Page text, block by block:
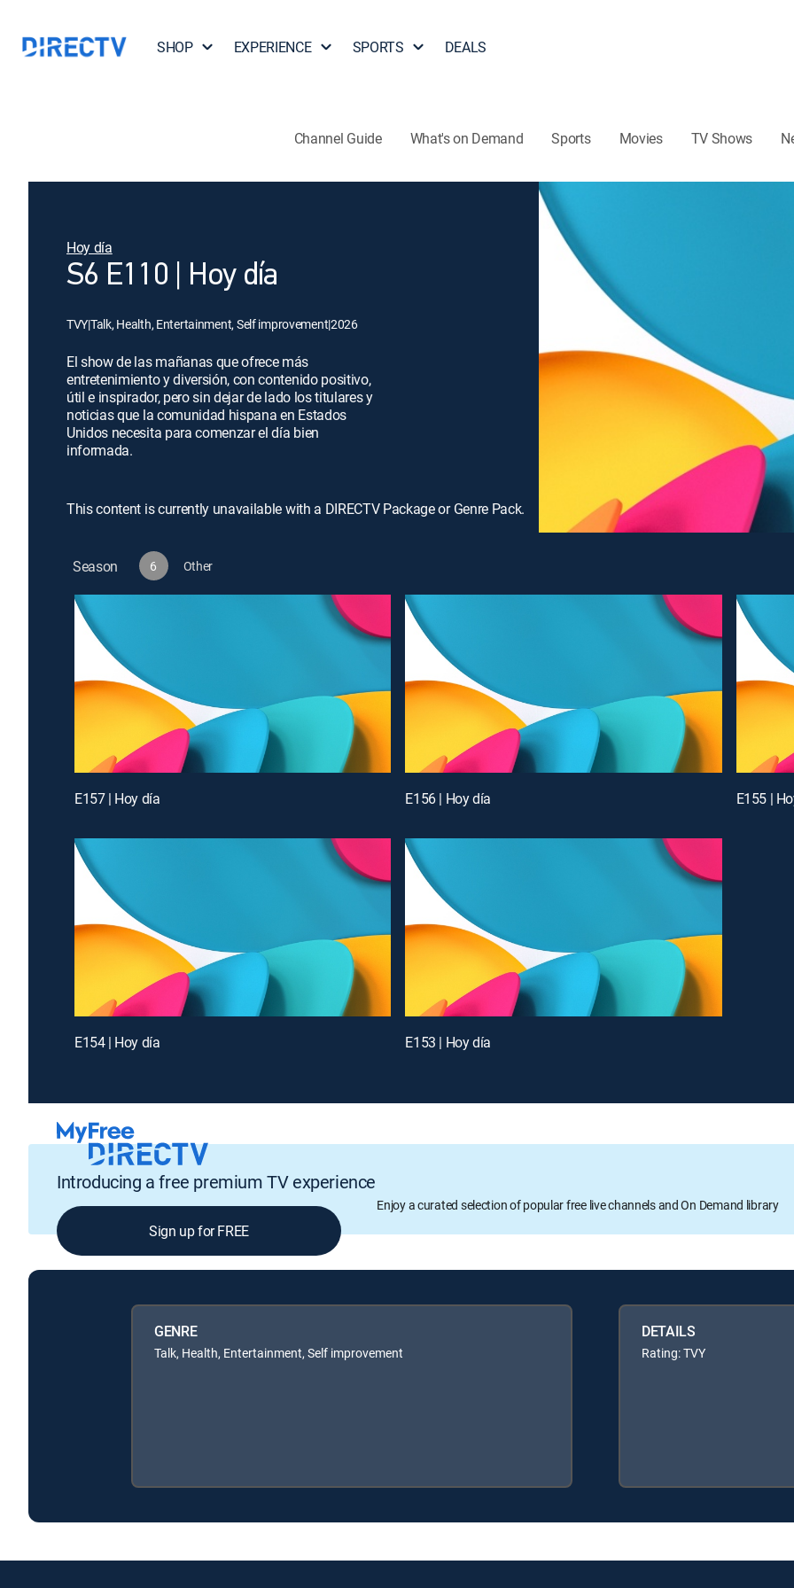
SHOP EXPERIENCE SPORTS DEALS
Channel Guide What's on Demand Sports Movies TV Shows
Hoy día
S6 E110 | Hoy día
TVY|Talk, Health, Entertainment, Self improvement|2026
El show de las mañanas que ofrece más
entretenimiento y diversión, con contenido positivo,
útil e inspirador, pero sin dejar de lado los titulares y
noticias que la comunidad hispana en Estados
Unidos necesita para comenzar el día bien
informada.
This content is currently unavailable with a DIRECTV Package or Genre Pack.
Season 6 Other
E157 | Hoy día E156 | Hoy día E155 |
E154 | Hoy día E153 | Hoy día
Introducing a free premium TV experience
Enjoy a curated selection of popular free live channels and On Demand library
Sign up for FREE
GENRE
Talk, Health, Entertainment, Self improvement
DETAILS
Rating: TVY